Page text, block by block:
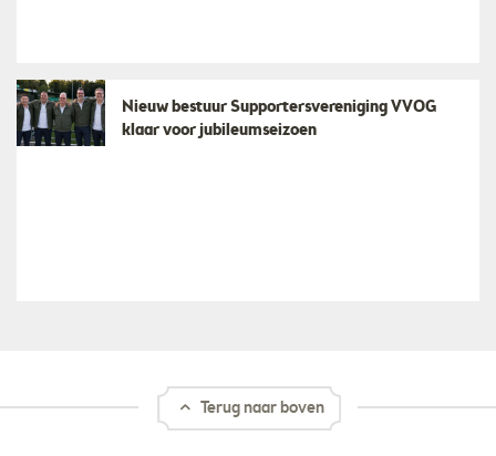
Nieuw bestuur Supportersvereniging VVOG
klaar voor jubileumseizoen
Terug naar boven